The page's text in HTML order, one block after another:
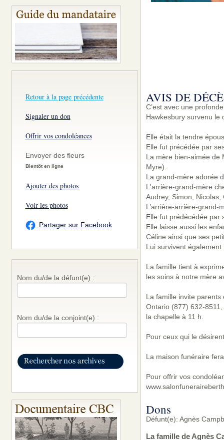
Retour à la page précédente
Signaler un don
Offrir vos condoléances
Envoyer des fleurs
Bientôt en ligne
Ajouter des photos
Voir les photos
Partager sur Facebook
Nom du/de la défunt(e) :
Nom du/de la conjoint(e) :
AVIS DE
C’est avec une
Hawkesbury survenu le
Elle était la tendre
Elle fut précédée par
La mère bien-aimée de
Myre).
La grand-mère adorée
L'arrière-grand-mère
Audrey, Simon,
L’arrière-arrière-grand-
Elle fut prédécédée par
Elle laisse aussi les
Céline ainsi que ses
Lui survivent
La famille tient à
les soins à notre mère
La famille invite
Ontario (877) 632-
la chapelle à 11 h.
Pour ceux qui le
La maison funéraire
Pour offrir vos
Dons
Défunt(e): Agnès
La famille de Agnès